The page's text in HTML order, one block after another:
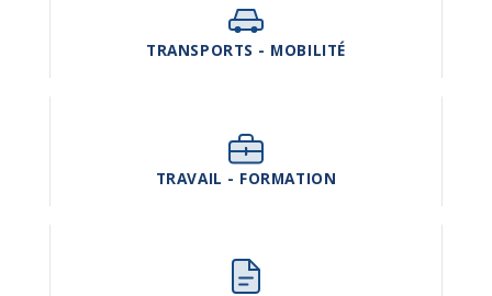
TRANSPORTS - MOBILITÉ
TRAVAIL - FORMATION